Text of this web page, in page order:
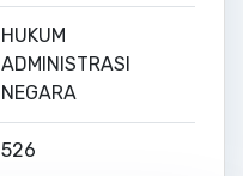
HUKUM
ADMINISTRASI
NEGARA
526